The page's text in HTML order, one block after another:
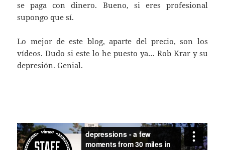
se paga con dinero. Bueno, si eres profesional
supongo que sí.
Lo mejor de este blog, aparte del precio, son los
vídeos. Dudo si este lo he puesto ya… Rob Krar y su
depresión. Genial.